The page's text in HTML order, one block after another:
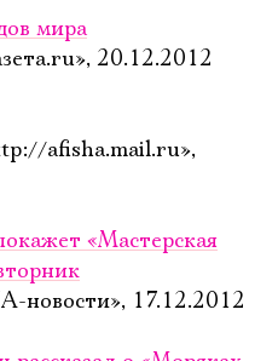
мира
20.12.2012
afisha.mail.ru»,
«Мастерская
новости», 17.12.2012